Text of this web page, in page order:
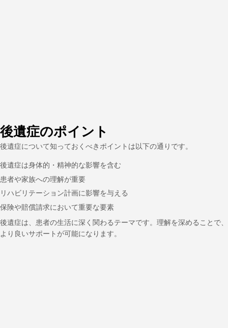
後遺症のポイント
後遺症について知っておくべきポイントは以下の通りです。
後遺症は身体的・精神的な影響を含む
患者や家族への理解が重要
リハビリテーション計画に影響を与える
保険や賠償請求において重要な要素
後遺症は、患者の生活に深く関わるテーマです。理解を深めることで、
より良いサポートが可能になります。